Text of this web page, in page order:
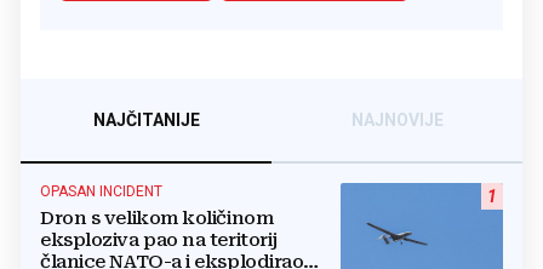
NAJČITANIJE NAJNOVIJE
1
OPASAN INCIDENT
Dron s velikom količinom
eksploziva pao na teritorij
članice NATO-a i eksplodirao